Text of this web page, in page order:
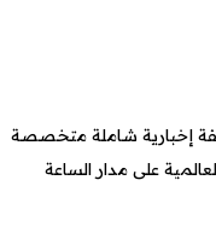
إخبارية شاملة متخصصة
على مدار الساعة